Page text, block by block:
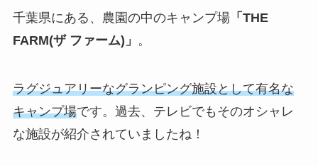
千葉県にある、農園の中のキャンプ場「THE
FARM(ザ ファーム)」 。
ラグジュアリーなグランピング施設として有名な
キャンプ場です。過去、テレビでもそのオシャレ
な施設が紹介されていましたね！